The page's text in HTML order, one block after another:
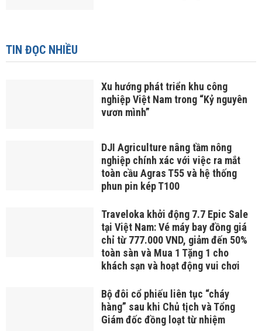
TIN ĐỌC NHIỀU
Xu hướng phát triển khu công
nghiệp Việt Nam trong “Kỷ nguyên
vươn mình”
DJI Agriculture nâng tầm nông
nghiệp chính xác với việc ra mắt
toàn cầu Agras T55 và hệ thống
phun pin kép T100
Traveloka khởi động 7.7 Epic Sale
tại Việt Nam: Vé máy bay đồng giá
chỉ từ 777.000 VND, giảm đến 50%
toàn sàn và Mua 1 Tặng 1 cho
khách sạn và hoạt động vui chơi
Bộ đôi cổ phiếu liên tục “cháy
hàng” sau khi Chủ tịch và Tổng
Giám đốc đồng loạt từ nhiệm